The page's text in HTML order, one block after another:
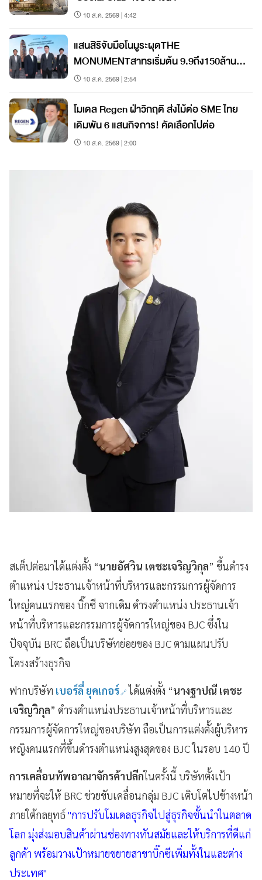
10 ส.ค. 2569 | 4:42
แสนสิริจับมือโนมูระผุดTHE
MONUMENTสาทรเริ่มต้น 9.9ถึง150ล้าน
เจาะHNWIs
10 ส.ค. 2569 | 2:54
โมเดล Regen ฝ่าวิกฤติ ส่งไม้ต่อ SME ไทย
เดิมพัน 6 แสนกิจการ! คัดเลือกไปต่อ
10 ส.ค. 2569 | 2:00
สเต็ปต่อมาได้แต่งตั้ง “นายอัศวิน เตชะเจริญวิกุล” ขึ้นดำรง
ตำแหน่ง ประธานเจ้าหน้าที่บริหารและกรรมการผู้จัดการ
ใหญ่คนแรกของ บิ๊กซี จากเดิม ดำรงตำแหน่ง ประธานเจ้า
หน้าที่บริหารและกรรมการผู้จัดการใหญ่ของ BJC ซึ่งใน
ปัจจุบัน BRC ถือเป็นบริษัทย่อยของ BJC ตามแผนปรับ
โครงสร้างธุรกิจ
ฟากบริษัท เบอร์ลี่ ยุคเกอร์ ได้แต่งตั้ง “นางฐาปณี เตชะ
เจริญวิกุล” ดำรงตำแหน่งประธานเจ้าหน้าที่บริหารและ
กรรมการผู้จัดการใหญ่ของบริษัท ถือเป็นการแต่งตั้งผู้บริหาร
หญิงคนแรกที่ขึ้นดำรงตำแหน่งสูงสุดของ BJC ในรอบ 140 ปี
การเคลื่อนทัพอาณาจักรค้าปลีกในครั้งนี้ บริษัทตั้งเป้า
หมายที่จะให้ BRC ช่วยขับเคลื่อนกลุ่ม BJC เติบโตไปข้างหน้า
ภายใต้กลยุทธ์"การปรับโมเดลธุรกิจไปสู่ธุรกิจชั้นนำในตลาด
โลก มุ่งส่งมอบสินค้าผ่านช่องทางทันสมัยและให้บริการที่ดีแก่
ลูกค้า พร้อมวางเป้าหมายขยายสาขาบิ๊กซีเพิ่มทั้งในและต่าง
ประเทศ"